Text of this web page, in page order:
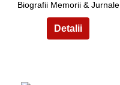
Biografii Memorii & Jurnale